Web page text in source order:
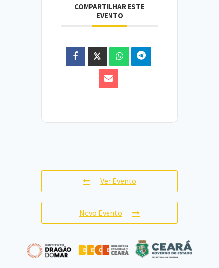
COMPARTILHAR ESTE
EVENTO
Ver Evento
Novo Evento